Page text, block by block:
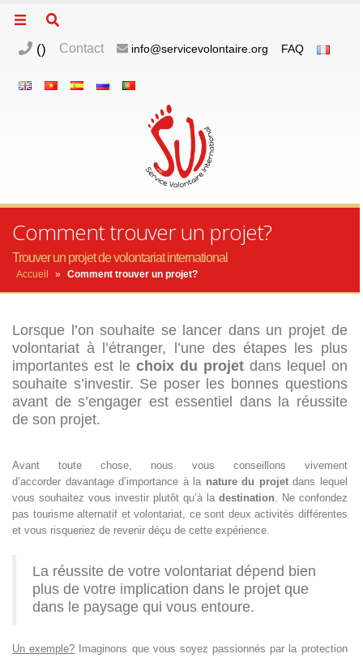
() Contact info@servicevolontaire.org FAQ
Comment trouver un projet?
Trouver un projet de volontariat international
Accueil » Comment trouver un projet?
Lorsque l’on souhaite se lancer dans un projet de
volontariat à l’étranger, l’une des étapes les plus
importantes est le choix du projetdans lequel on
souhaite s’investir. Se poser les bonnes questions
avant de s’engager est essentiel dans la réussite
de son projet.
Avant toute chose, nous vous conseillons vivement
d’accorder davantage d’importance à la nature du projetdans lequel
vous souhaitez vous investir plutôt qu’à la destination. Ne confondez
pas tourisme alternatif et volontariat, ce sont deux activités différentes
et vous risqueriez de revenir déçu de cette expérience.
La réussite de votre volontariat dépend bien
plus de votre implication dans le projet que
dans le paysage qui vous entoure.
Un exemple? Imaginons que vous soyez passionnés par la protection
Pérou
Espagne
VietNam